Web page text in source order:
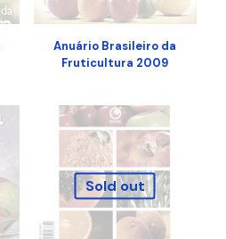
Anuário Brasileiro da
Fruticultura 2009
Sold out